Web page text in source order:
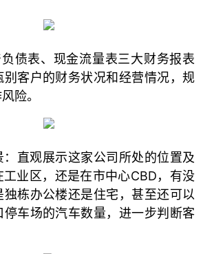
债表、现金流量表三大财务报表
客户的财务状况和经营情况，规
险。
直观展示这家公司所处的位置及
业区，还是在市中心CBD，有没
栋办公楼还是住宅，甚至还可以
停车场的汽车数量，进一步判断客